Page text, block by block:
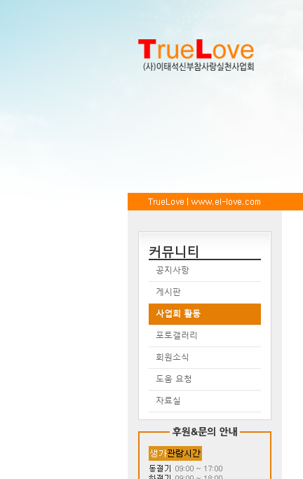
커뮤니티
공지사항
게시판
사업회 활동
포토갤러리
회원소식
도움 요청
자료실